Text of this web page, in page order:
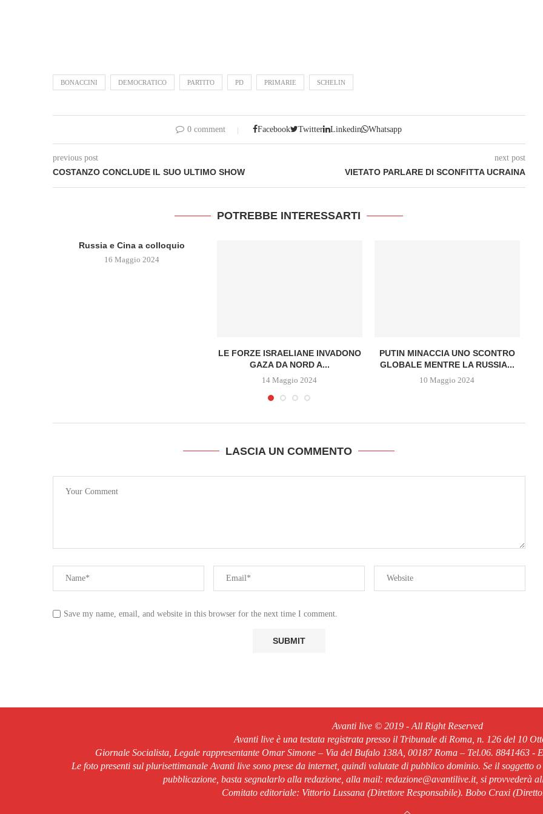
BONACCINI DEMOCRATICO PARTITO PD PRIMARIE SCHELIN
0 comment Facebook Twitter Linkedin Whatsapp
previous post
COSTANZO CONCLUDE IL SUO ULTIMO SHOW
next post
VIETATO PARLARE DI SCONFITTA UCRAINA
POTREBBE INTERESSARTI
Russia e Cina a colloquio
16 Maggio 2024
LE FORZE ISRAELIANE INVADONO
GAZA DA NORD A...
14 Maggio 2024
PUTIN MINACCIA UNO SCONTRO
GLOBALE MENTRE LA RUSSIA...
10 Maggio 2024
LASCIA UN COMMENTO
Save my name, email, and website in this browser for the next time I comment.
Avanti live © 2019 - All Right Reserved
Avanti live è una testata registrata presso il Tribunale di Roma, n. 126 del 10
Giornale Socialista, Legale rappresentante Omar Simone – Via del Bufalo 138A, 00187 Roma – Tel.06. 8841463
Le foto presenti sul plurisettimanale Avanti live sono prese da internet, quindi valutate di pubblico dominio. Se il soggetto
pubblicazione, basta segnalarlo alla redazione, alla mail: redazione@avantilive.it, si provvederà
Comitato editoriale: Vittorio Lussana (Direttore Responsabile). Bobo Craxi